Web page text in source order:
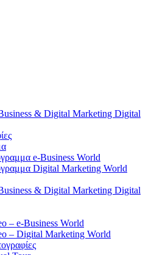
& Digital Marketing Digital
e-Business World
Digital Marketing World
& Digital Marketing Digital
– e-Business World
– Digital Marketing World